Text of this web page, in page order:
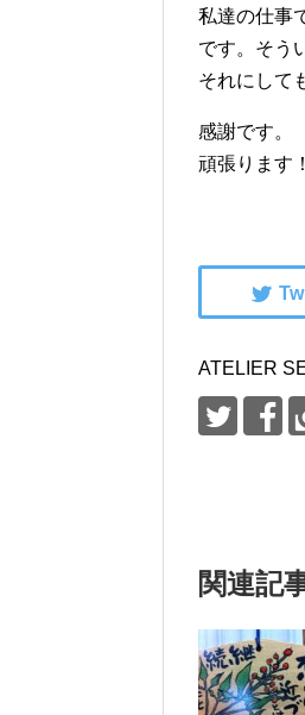
私達の仕事
です。そう
それにして
感謝です。
頑張ります！
ATELIER
関連記